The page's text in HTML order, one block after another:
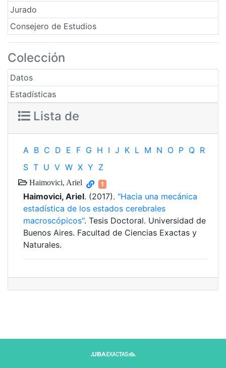
Jurado
Consejero de Estudios
Colección
Datos
Estadísticas
Lista de
A B C D E F G H I J K L M N O P Q R
S T U V W X Y Z
Haimovici, Ariel 1
Haimovici, Ariel. (2017). "Hacia una mecánica
estadística de los estados cerebrales
macroscópicos". Tesis Doctoral. Universidad de
Buenos Aires. Facultad de Ciencias Exactas y
Naturales.